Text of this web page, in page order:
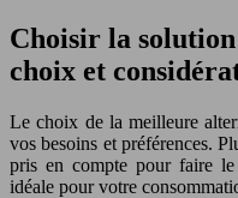
Choisir la
choix et
Le choix de la meilleure
vos besoins et préférences.
pris en compte pour faire
idéale pour votre